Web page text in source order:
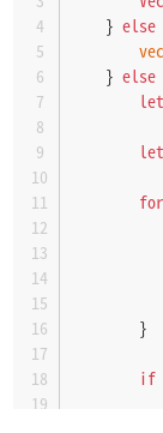
    }
else
    }
else
let
let
for
        }
if